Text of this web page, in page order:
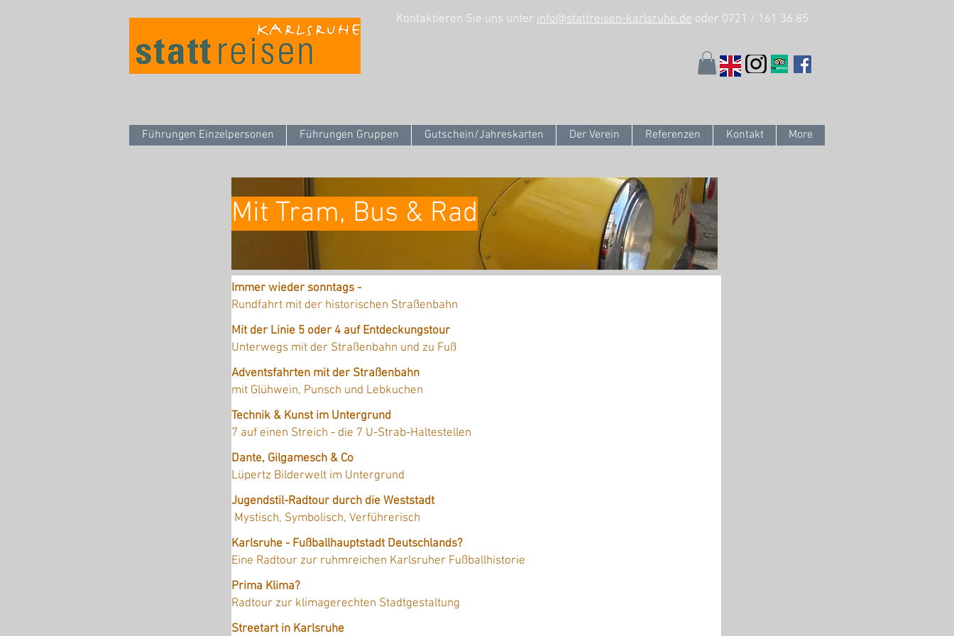
Kontaktieren Sie uns unter info@stattreisen-karlsruhe.de oder 0721 / 161 36 85
Führungen Einzelpersonen Führungen Gruppen Gutschein/Jahreskarten Der Verein Referenzen Kontakt More
Mit Tram, Bus & Rad
Immer wieder sonntags -
Rundfahrt mit der historischen Straßenbahn
Mit der Linie 5 oder 4 auf Entdeckungstour
Unterwegs mit der Straßenbahn und zu Fuß
Adventsfahrten mit der Straßenbahn
mit Glühwein, Punsch und Lebkuchen
Technik & Kunst im Untergrund
7 auf einen Streich - die 7 U-Strab-Haltestellen
Dante, Gilgamesch & Co
Lüpertz Bilderwelt im Untergrund
Jugendstil-Radtour durch die Weststadt
Mystisch, Symbolisch, Verführerisch
Karlsruhe - Fußballhauptstadt Deutschlands?
Eine Radtour zur ruhmreichen Karlsruher Fußballhistorie
Prima Klima?
Radtour zur klimagerechten Stadtgestaltung
Streetart in Karlsruhe